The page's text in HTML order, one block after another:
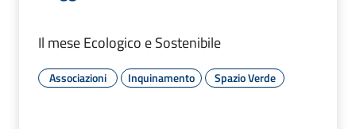
Il mese Ecologico e Sostenibile
Associazioni Inquinamento Spazio Verde